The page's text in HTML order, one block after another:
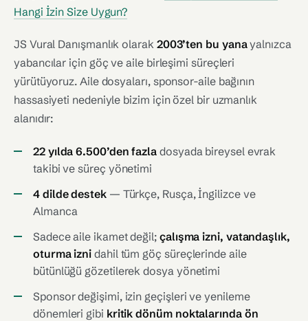
Hangi İzin Size Uygun?
JS Vural Danışmanlık olarak 2003’ten bu yanayalnızca
yabancılar için göç ve aile birleşimi süreçleri
yürütüyoruz. Aile dosyaları, sponsor-aile bağının
hassasiyeti nedeniyle bizim için özel bir uzmanlık
alanıdır:
22 yılda 6.500’den fazla dosyada bireysel evrak
takibi ve süreç yönetimi
4 dilde destek— Türkçe, Rusça, İngilizce ve
Almanca
Sadece aile ikamet değil; çalışma izni, vatandaşlık,
oturma izni dahil tüm göç süreçlerinde aile
bütünlüğü gözetilerek dosya yönetimi
Sponsor değişimi, izin geçişleri ve yenileme
dönemleri gibi kritik dönüm noktalarında ön